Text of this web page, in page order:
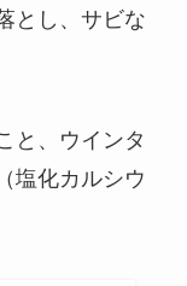
とし、サビな
と、ウインタ
塩化カルシウ